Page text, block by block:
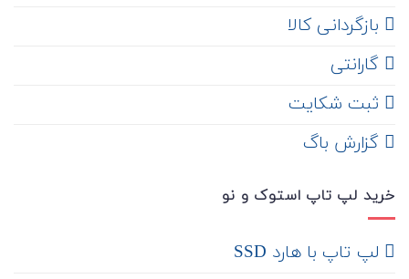
‌ بازگردانی کالا
گارانتی
ثبت شکایت
‌ گزارش باگ
خرید لپ تاپ استوک و نو
لپ تاپ با هارد SSD